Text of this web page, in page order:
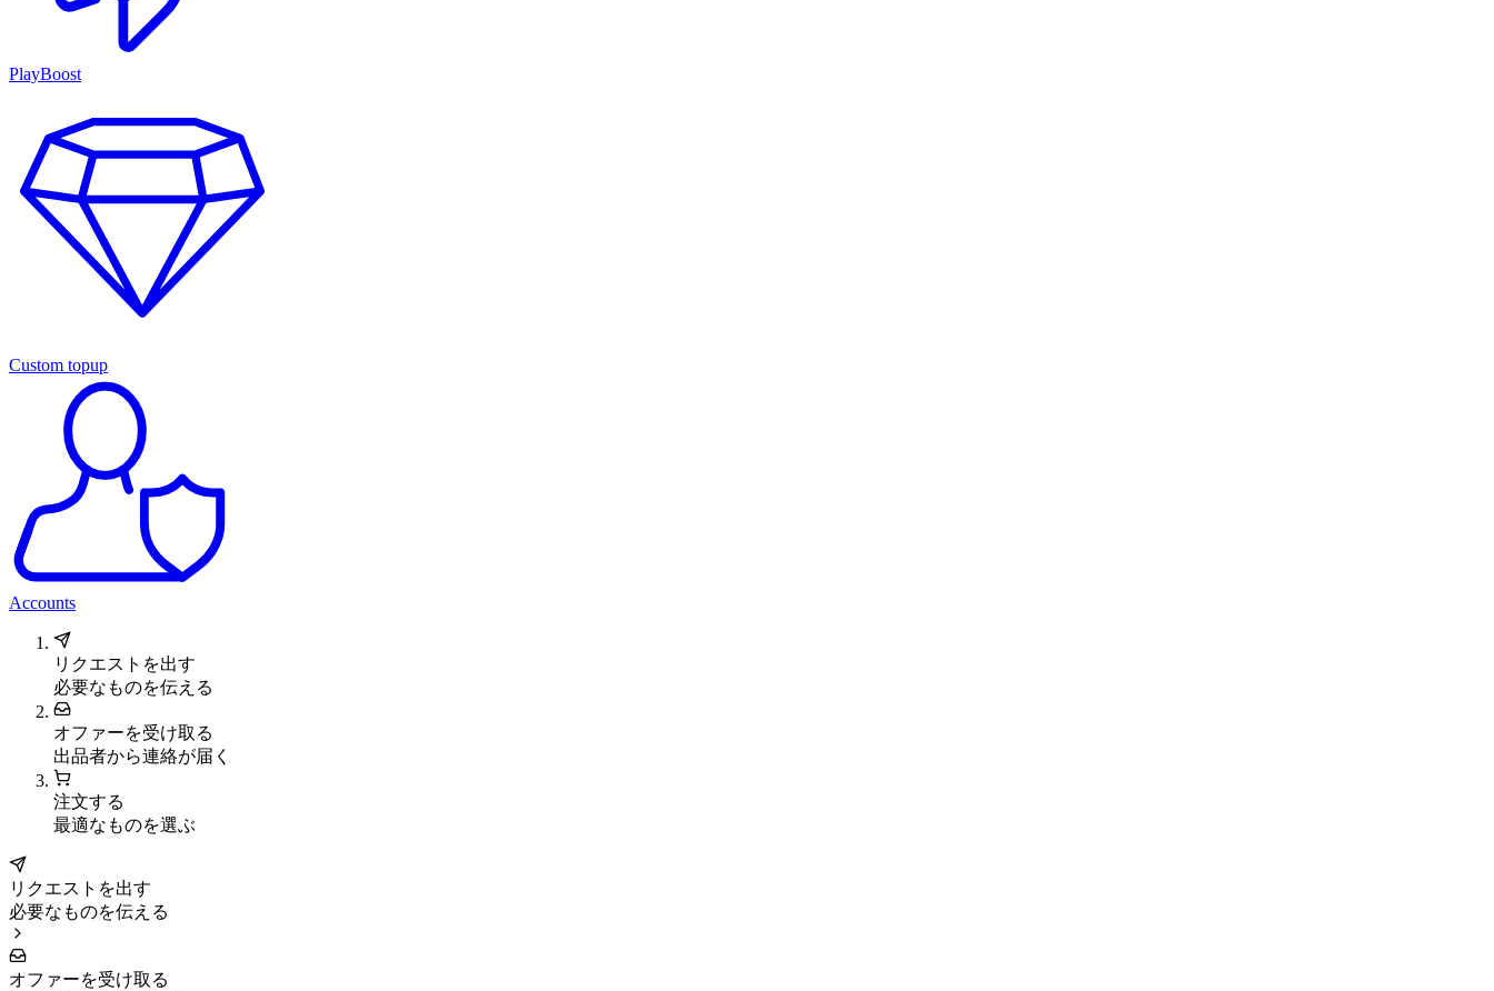
PlayBoost
Custom topup
Accounts
リクエストを出す
必要なものを伝える
オファーを受け取る
出品者から連絡が届く
注文する
最適なものを選ぶ
リクエストを出す
必要なものを伝える
オファーを受け取る